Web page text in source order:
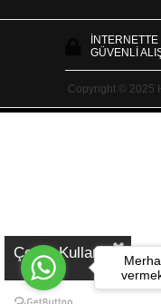
İNTERNETTE
GÜVENLİ
Copyright © 2025
Çerez Kullanımı